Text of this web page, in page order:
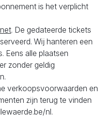
is het verplicht
. De gedateerde tickets
Wij hanteren een
Eens alle plaatsen
zonder geldig
verkoopsvoorwaarden en
zijn terug te vinden
nl.